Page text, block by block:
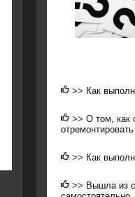
>> Как
>> О том, как
>> Как
>> Вышла из